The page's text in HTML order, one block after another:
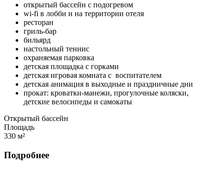
открытый бассейн с подогревом
wi-fi в лобби и на территории отеля
ресторан
гриль-бар
бильярд
настольный теннис
охраняемая парковка
детская площадка с горками
детская игровая комната с воспитателем
детская анимация в выходные и праздничные дни
прокат: кроватки-манежи, прогулочные коляски,
детские велосипеды и самокаты
Открытый бассейн
Площадь
330 м²
Подробнее